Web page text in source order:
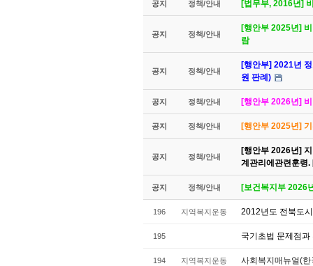
공지 정책/안내 [법무부, 2016년]
공지 정책/안내
[행안부 2025년]
람
공지 정책/안내
[행안부] 2021년
원 판례)
공지 정책/안내 [행안부 2026년]
공지 정책/안내 [행안부 2025년]
공지 정책/안내
[행안부 2026년]
계관리에관련훈령
공지 정책/안내 [보건복지부 2026
196 지역복지운동 2012년도 전북도
195 국기초법 문제점
194 지역복지운동 사회복지매뉴얼(